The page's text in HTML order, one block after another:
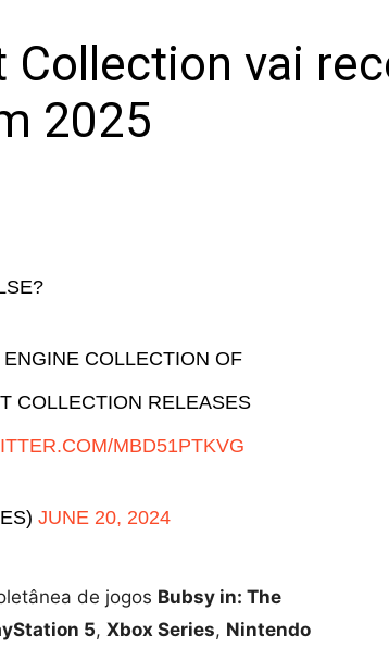
Collection vai
2025
COLLECTION OF
COLLECTION RELEASES
MBD51PTKVG
JUNE 20, 2024
de jogos Bubsy in: The
5, Xbox Series, Nintendo